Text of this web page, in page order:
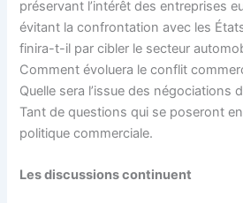
préservant l’intérêt des entreprises
évitant la confrontation avec les
finira-t-il par cibler le secteur
Comment évoluera le conflit
Quelle sera l’issue des négociations
Tant de questions qui se poseront
politique commerciale.
Les discussions continuent